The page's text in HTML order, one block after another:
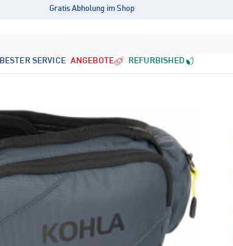
Gratis Abholung im Shop
BESTER SERVICE ANGEBOTE REFURBISHED